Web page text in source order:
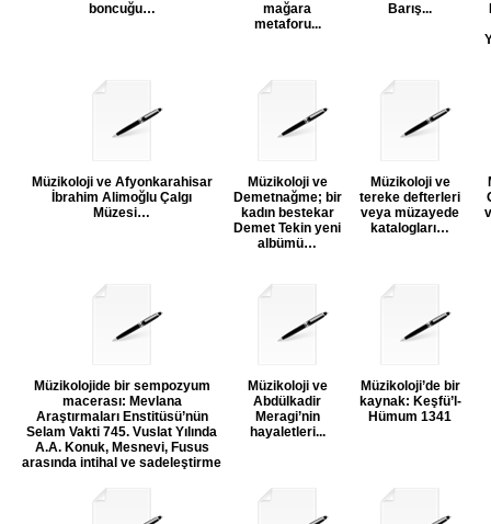
boncuğu…
mağara
metaforu...
Barış...
Müzikoloji ve Afyonkarahisar
İbrahim Alimoğlu Çalgı
Müzesi…
Müzikoloji ve
Demetnağme; bir
kadın bestekar
Demet Tekin yeni
albümü…
Müzikoloji ve
tereke defterleri
veya müzayede
katalogları…
Müzikolojide bir sempozyum
macerası: Mevlana
Araştırmaları Enstitüsü’nün
Selam Vakti 745. Vuslat Yılında
A.A. Konuk, Mesnevi, Fusus
arasında intihal ve sadeleştirme
Müzikoloji ve
Abdülkadir
Meragi’nin
hayaletleri...
Müzikoloji’de bir
kaynak: Keşfü’l-
Hümum 1341